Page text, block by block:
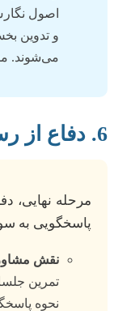
اصول
و تدوین
می‌شوند.
6. دفاع از رساله
مرحله نهایی،
پاسخگویی به
نقش
تمرین
نحوه